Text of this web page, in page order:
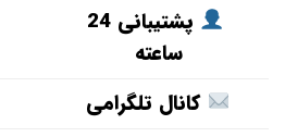
پشتیبانی 24
ساعته
کانال تلگرامی